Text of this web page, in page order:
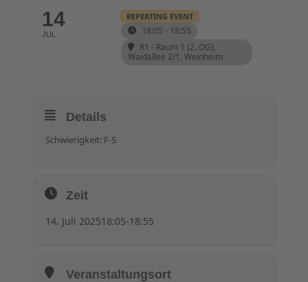
14
JUL.
REPEATING EVENT
18:05 - 18:55
R1 - Raum 1 (2. OG),
Waidallee 2/1, Weinheim
Details
Schwierigkeit: F-S
Zeit
14. Juli 202518:05-18:55
Veranstaltungsort